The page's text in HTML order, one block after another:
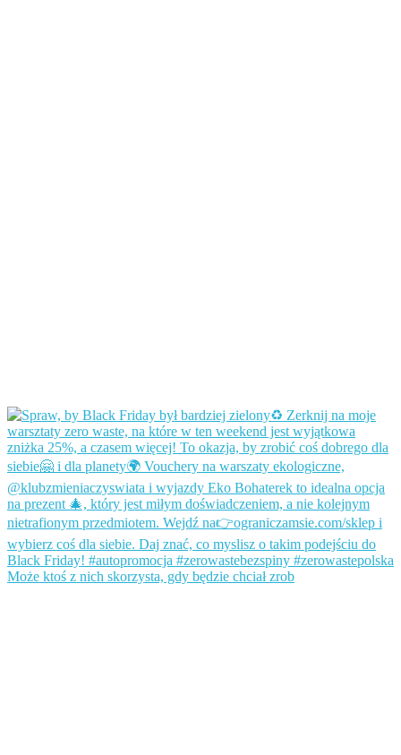
Może ktoś z nich skorzysta, gdy będzie chciał zrob